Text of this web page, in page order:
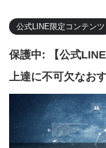
公式LINE限定コンテンツ
保護中: 【公式
上達に不可欠なお